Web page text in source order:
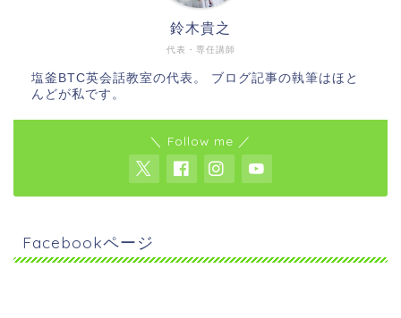
代表・専任講師
鈴木貴之
塩釜BTC英会話教室の代表。 ブログ記事の執筆はほと
んどが私です。
＼ Follow me ／
Facebookページ